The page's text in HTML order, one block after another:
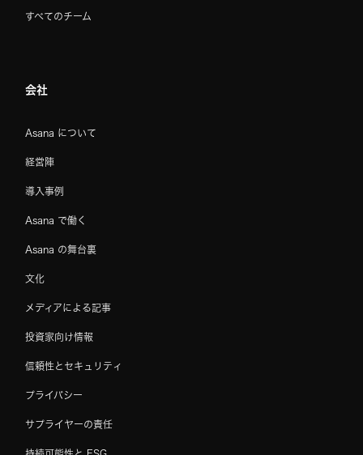
すべてのチーム
会社
Asana について
経営陣
導入事例
Asana で働く
Asana の舞台裏
文化
メディアによる記事
投資家向け情報
信頼性とセキュリティ
プライバシー
サプライヤーの責任